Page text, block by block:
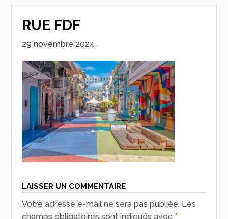
RUE FDF
29 novembre 2024
LAISSER UN COMMENTAIRE
Votre adresse e-mail ne sera pas publiée. Les
champs obligatoires sont indiqués avec *